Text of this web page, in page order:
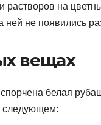
растворов на
ней не появились
вещах
белая
следующем: